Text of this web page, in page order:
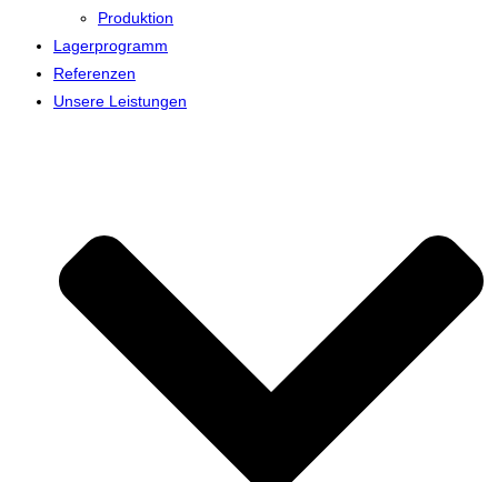
Produktion
Lagerprogramm
Referenzen
Unsere Leistungen